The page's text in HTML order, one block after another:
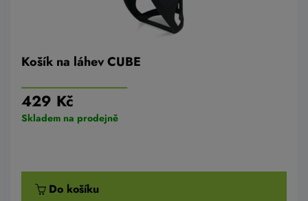
Košík na láhev CUBE
429 Kč
Skladem na prodejně
Do košíku